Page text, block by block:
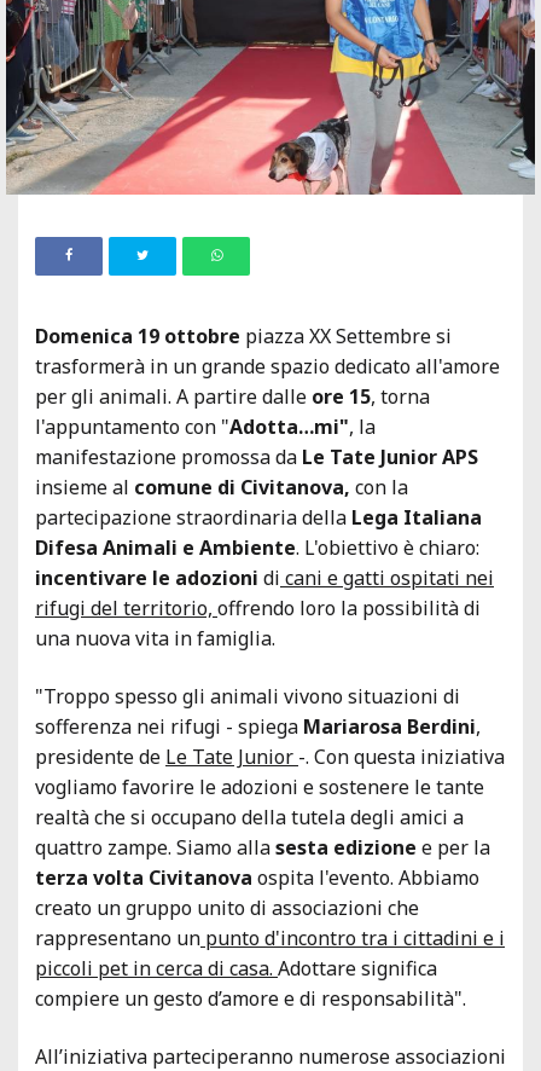
Domenica 19 ottobre piazza XX Settembre si
trasformerà in un grande spazio dedicato all'amore
per gli animali. A partire dalle ore 15, torna
l'appuntamento con "Adotta…mi", la
manifestazione promossa da Le Tate Junior APS
insieme al comune di Civitanova, con la
partecipazione straordinaria della Lega Italiana
Difesa Animali e Ambiente. L'obiettivo è chiaro:
incentivare le adozioni di cani e gatti ospitati nei
rifugi del territorio, offrendo loro la possibilità di
una nuova vita in famiglia.
"Troppo spesso gli animali vivono situazioni di
sofferenza nei rifugi - spiega Mariarosa Berdini,
presidente de Le Tate Junior -. Con questa iniziativa
vogliamo favorire le adozioni e sostenere le tante
realtà che si occupano della tutela degli amici a
quattro zampe. Siamo allasesta edizione e per la
terza volta Civitanova ospita l'evento. Abbiamo
creato un gruppo unito di associazioni che
rappresentano un punto d'incontro tra i cittadini e i
piccoli pet in cerca di casa. Adottare significa
compiere un gesto d’amore e di responsabilità".
All’iniziativa parteciperanno numerose associazioni